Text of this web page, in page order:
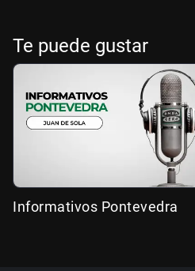
Te puede gustar
Informativos Pontevedra